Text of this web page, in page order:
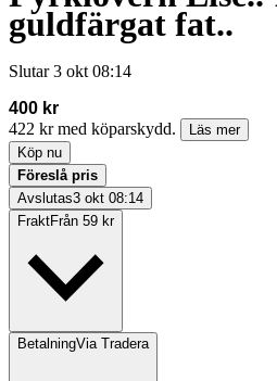
guldfärgat fat..
Slutar 3 okt 08:14
400 kr
422 kr med köparskydd.
Läs mer
Köp nu
Föreslå pris
Avslutas3 okt 08:14
FraktFrån 59 kr
BetalningVia Tradera